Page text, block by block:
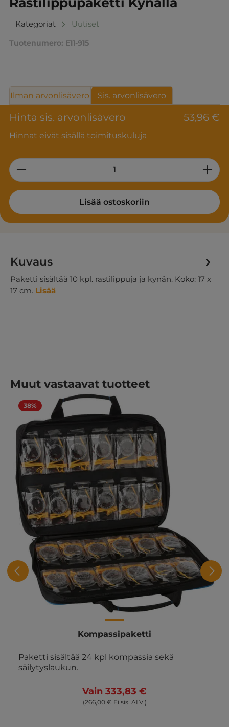
Kategoriat Uutiset
Tuotenumero: E11-915
Hinta sis. arvonlisävero 53,96 €
Hinnat eivät sisällä toimituskuluja
Ilman arvonlisävero Sis. arvonlisävero
Product Quantity: Enter the desired
Lisää ostoskoriin
Kuvaus
Paketti sisältää 10 kpl. rastilippuja ja kynän. Koko: 17 x
17 cm. Lisää
Ohita tuotegalleria
Muut vastaavat tuotteet
38%
Kompassipaketti
Paketti sisältää 24 kpl kompassia sekä
säilytyslaukun.
Vain 333,83 €
(266,00 € Ei sis. ALV )